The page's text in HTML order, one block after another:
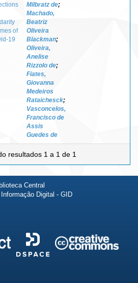
of
19
Milbratz de;
Machado,
Beatriz
Oliveira
Blackman;
Oliveira,
Anelise
Rizzolo de;
Fiates,
Giovanna
Medeiros
Rataichesck;
Vasconcelos,
Francisco de
Assis
Guedes de
resultados 1 a 1 de 1
Central
Digital - GID